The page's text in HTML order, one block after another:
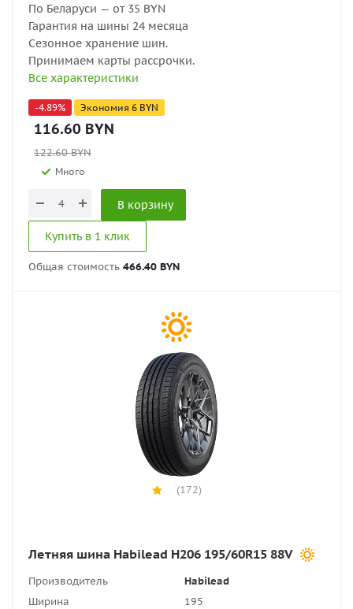
По Беларуси — от 35 BYN
Гарантия на шины 24 месяца
Сезонное хранение шин.
Принимаем карты рассрочки.
Все характеристики
-4.89% Экономия 6 BYN
116.60 BYN
122.60BYN
Много
В корзину
Купить в 1 клик
Общая стоимость 466.40 BYN
(172)
Летняя шина Habilead H206 195/60R15 88V
Производитель
Habilead
Ширина
195